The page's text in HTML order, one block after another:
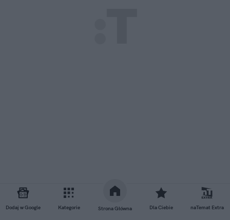
Dodaj w Google Kategorie Strona Główna Dla Ciebie naTemat Extra